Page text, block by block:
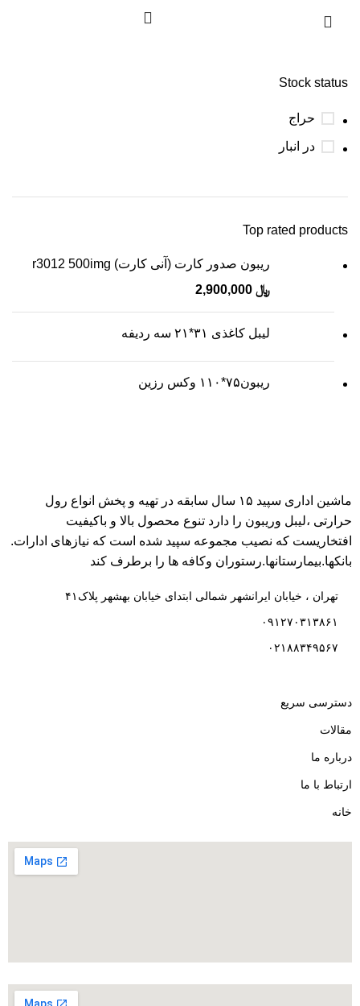
Stock status
حراج
در انبار
Top rated products
ریبون صدور کارت (آنی کارت) r3012 500img
﷼
لیبل کاغذی ۳۱*۲۱ سه ردیفه
ریبون۷۵*۱۱۰ وکس رزین
ماشین اداری سپید ۱۵ سال سابقه در تهیه و پخش انواع رول
حرارتی ،لیبل وریبون را دارد تنوع محصول بالا و باکیفیت
افتخاریست که نصیب مجموعه سپید شده است که نیازهای ادارات.
بانکها.بیمارستانها.رستوران و‌کافه ها را برطرف کند
تهران ، خیابان ایرانشهر شمالی ابتدای خیابان بهشهر پلاک۴۱
۰۹۱۲۷۰۳۱۳۸۶۱
۰۲۱۸۸۳۴۹۵۶۷
دسترسی سریع
مقالات
درباره ما
ارتباط با ما
خانه